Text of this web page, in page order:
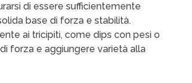
di essere sufficientemente
base di forza e stabilità.
ai tricipiti, come dips con pesi o
forza e aggiungere varietà alla